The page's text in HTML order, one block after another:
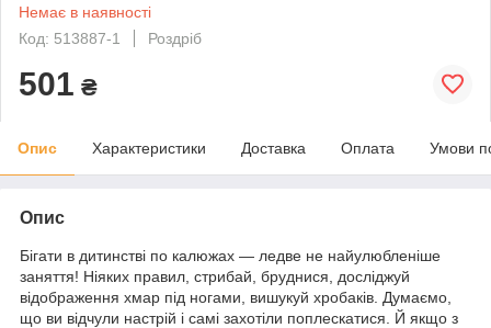
Немає в наявності
Код: 513887-1
Роздріб
501 ₴
Опис Характеристики Доставка Оплата Умови
Опис
Бігати в дитинстві по калюжах — ледве не найулюбленіше
заняття! Ніяких правил, стрибай, бруднися, досліджуй
відображення хмар під ногами, вишукуй хробаків. Думаємо,
що ви відчули настрій і самі захотіли поплескатися. Й якщо з